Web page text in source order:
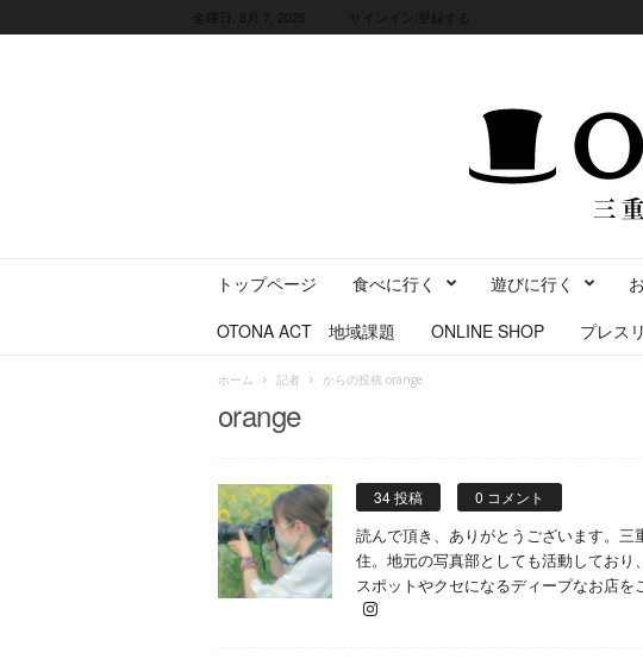
金曜日, 8月 7, 2026
トップページ 食べに行く 遊びに行く
OTONA ACT 地域課題
ONLINE SHOP プレス
ホーム 記者 からの投稿 orange
orange
34 投稿 0 コメント
読んで頂き、ありがとうございます。
住。地元の写真部としても活動してお
スポットやクセになるディープなお店を